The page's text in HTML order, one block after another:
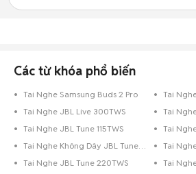
Các từ khóa phổ biến
Tai Nghe Samsung Buds 2 Pro
Tai
Tai Nghe JBL Live 300TWS
Tai Nghe JBL Tune 115TWS
Tai
Tai Nghe Không Dây JBL Tune 230TWS
Tai
Tai Nghe JBL Tune 220TWS
Tai